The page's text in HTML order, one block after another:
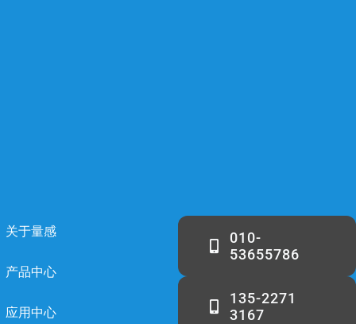
关于量感
产品中心
应用中心
010-
53655786
135-2271
3167